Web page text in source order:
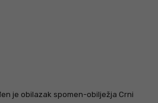
je obilazak spomen-obilježja Crni